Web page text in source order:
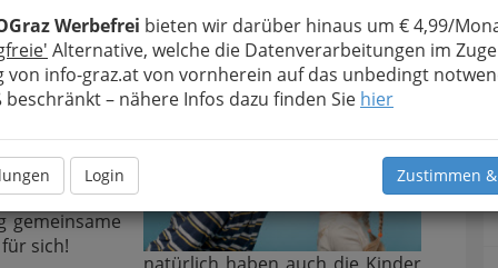
Werbefrei bieten wir darüber hinaus um € 4,99/
Alternative, welche die Datenverarbeitungen im
von info-graz.at von vornherein auf das unbedingt
beschränkt – nähere Infos dazu finden Sie hier
Login Zustimmen
, nur damit
Vielzahl an
erhaltene
Am
wieder
dass
gemeinsame
sich!